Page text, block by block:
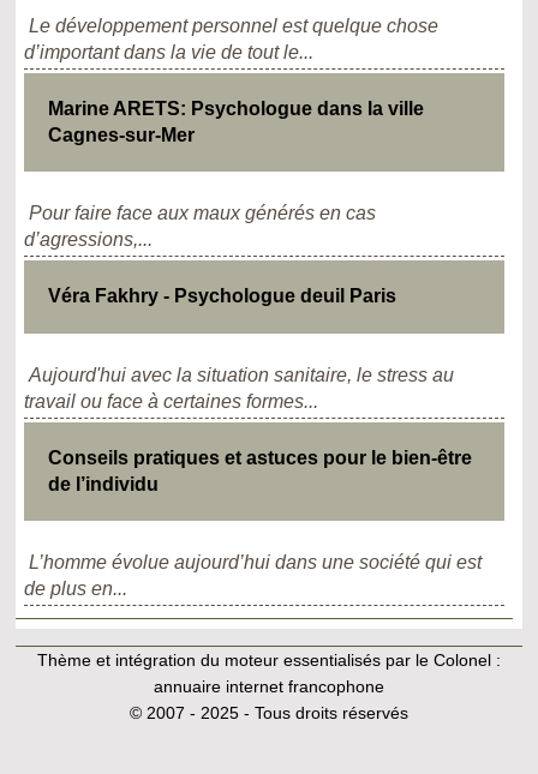
Le développement personnel est quelque chose
d’important dans la vie de tout le...
Marine ARETS: Psychologue dans la ville
Cagnes-sur-Mer
Pour faire face aux maux générés en cas
d’agressions,...
Véra Fakhry - Psychologue deuil Paris
Aujourd'hui avec la situation sanitaire, le stress au
travail ou face à certaines formes...
Conseils pratiques et astuces pour le bien-être
de l’individu
L’homme évolue aujourd’hui dans une société qui est
de plus en...
Thème et intégration du moteur essentialisés par le Colonel :
annuaire internet francophone
© 2007 - 2025 - Tous droits réservés